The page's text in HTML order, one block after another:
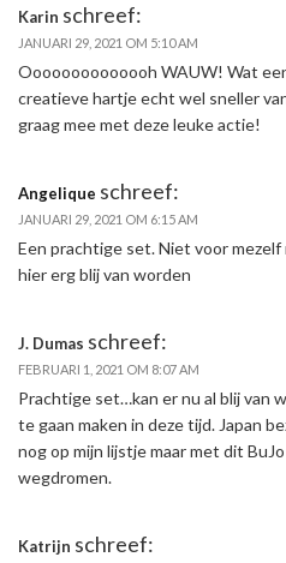
Karin schreef:
JANUARI 29, 2021 OM 5:10 AM
Oooooooooooooh WAUW! Wat
creatieve hartje echt wel sneller
graag mee met deze leuke actie!
Angelique schreef:
JANUARI 29, 2021 OM 6:15 AM
Een prachtige set. Niet voor mezelf
hier erg blij van worden
J. Dumas schreef:
FEBRUARI 1, 2021 OM 8:07 AM
Prachtige set…kan er nu al blij van
te gaan maken in deze tijd. Japan
nog op mijn lijstje maar met dit
wegdromen.
Katrijn schreef: